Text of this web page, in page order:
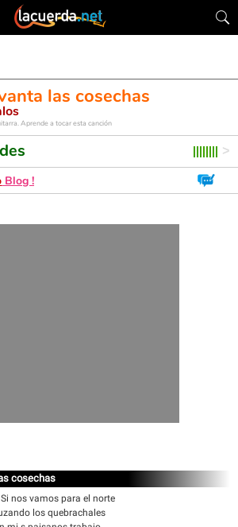
las cosechas
Aprende a tocar esta canción
Blog !
cosechas
nos vamos para el norte
los quebrachales